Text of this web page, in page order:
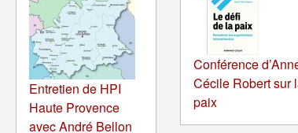
Entretien de HPI
Haute Provence
avec André Bellon
Conférence
Cécile Robert sur
paix